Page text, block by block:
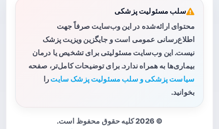
سلب مسئولیت پزشکی
محتوای ارائه‌شده در این وب‌سایت صرفاً جهت
اطلاع‌رسانی عمومی است و جایگزین ویزیت پزشک
نیست. این وب‌سایت مسئولیتی برای تشخیص یا درمان
بیماری‌ها به همراه ندارد. برای توضیحات کامل‌تر، صفحه
سیاست پزشکی و سلب مسئولیت پزشک سایت را
بخوانید.
© 2026 کلیه حقوق محفوظ است.